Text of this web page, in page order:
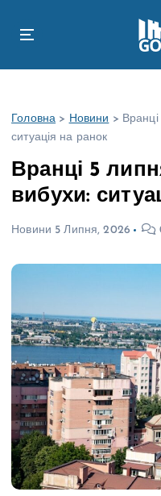
Головна > Новини >
ситуація на ранок
Вранці 5
вибухи:
Новини 5 Липня, 2026